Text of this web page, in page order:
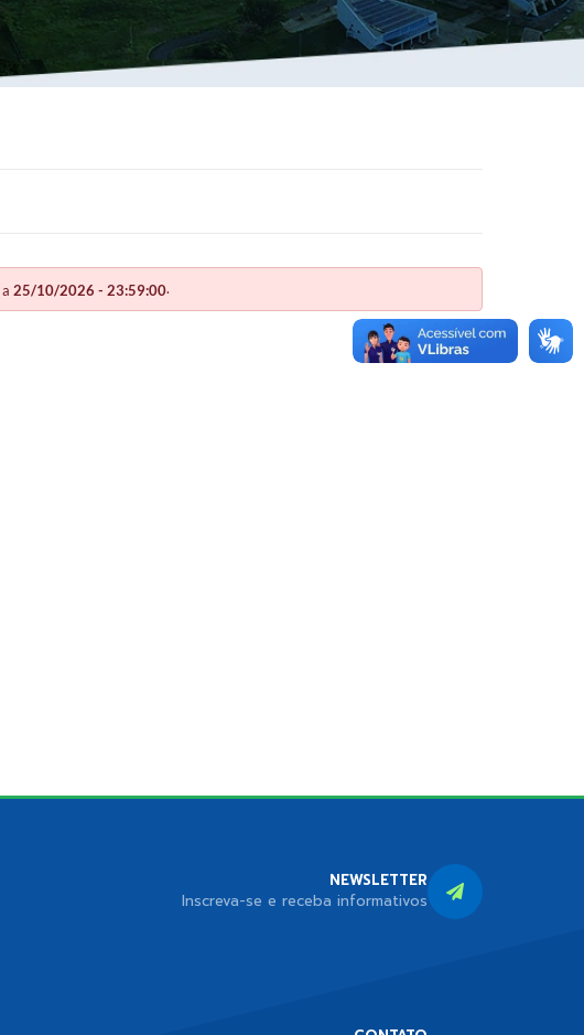
a 25/10/2026 - 23:59:00.
NEWSLETTER
Inscreva-se e receba informativos